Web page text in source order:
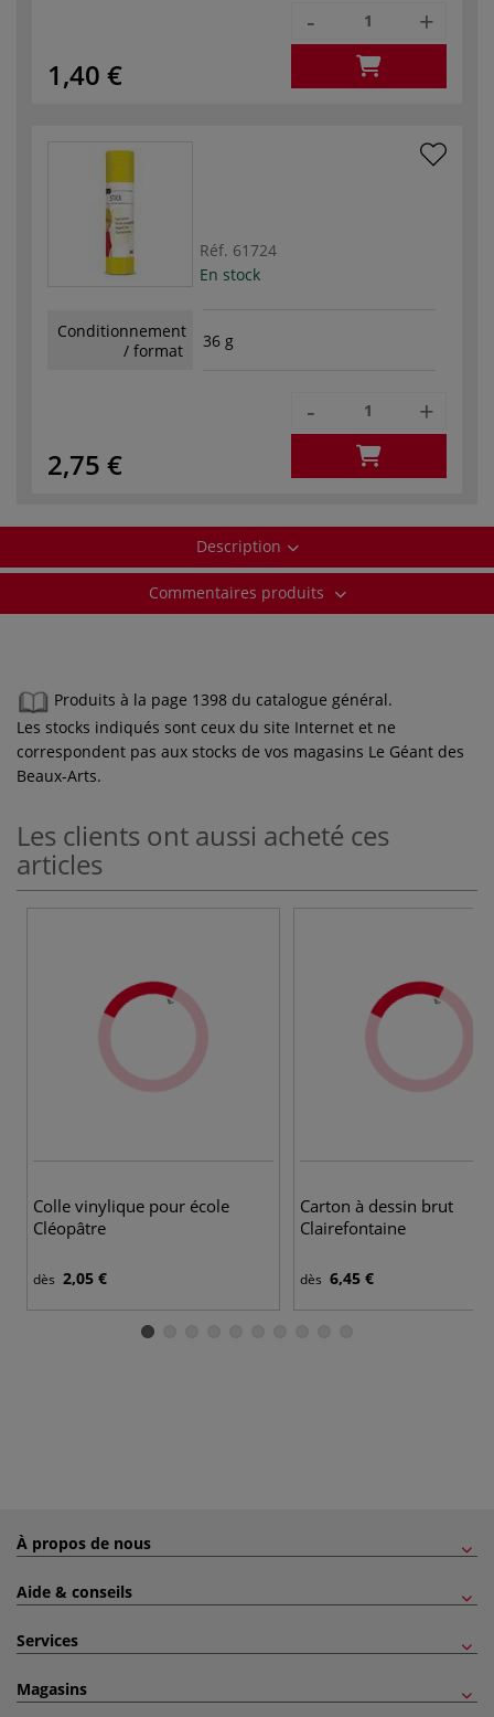
1,40 €
- +
Réf. 61724
En stock
Conditionnement
/ format
36 g
2,75 €
- +
Description
Commentaires produits
Produits à la page 1398 du catalogue général.
Les stocks indiqués sont ceux du site Internet et ne
correspondent pas aux stocks de vos magasins Le Géant des
Beaux-Arts.
Les clients ont aussi acheté ces
articles
Colle vinylique pour école
Cléopâtre
dès 2,05 €
Carton à dessin brut
Clairefontaine
dès 6,45 €
À propos de nous
Aide & conseils
Services
Magasins